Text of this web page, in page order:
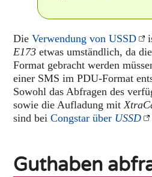
DieVerwendung von USSD
E173 etwas umständlich, da
Format gebracht werden
einer SMS im PDU-Format
Sowohl das Abfragen des
sowie die Aufladung mit
sind beiCongstar über USSD
Guthaben